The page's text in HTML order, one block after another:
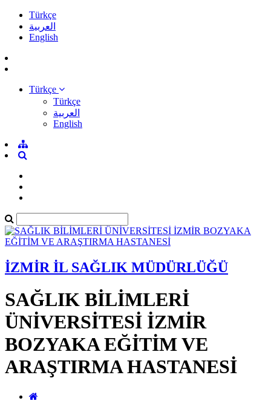
Türkçe
العربية
English
Türkçe
Türkçe
العربية
English
İZMİR İL SAĞLIK MÜDÜRLÜĞÜ
SAĞLIK BİLİMLERİ
ÜNİVERSİTESİ İZMİR
BOZYAKA EĞİTİM VE
ARAŞTIRMA HASTANESİ